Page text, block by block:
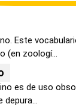
Este
(en zoologí...
es de uso
depura...